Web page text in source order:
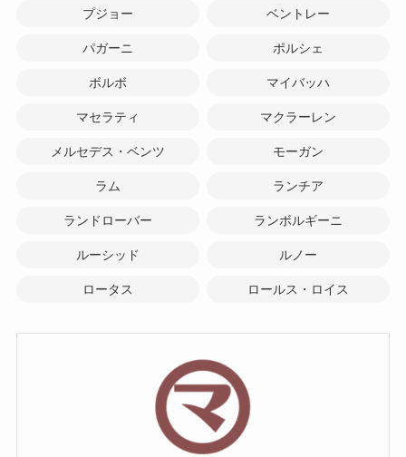
プジョー ベントレー
パガーニ ポルシェ
ボルボ マイバッハ
マセラティ マクラーレン
メルセデス・ベンツ モーガン
ラム ランチア
ランドローバー ランボルギーニ
ルーシッド ルノー
ロータス ロールス・ロイス